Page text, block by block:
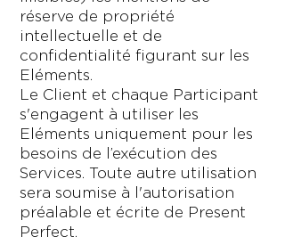
réserve de propriété
intellectuelle et de
confidentialité figurant sur les
Eléments.
Le Client et chaque Participant
s'engagent à utiliser les
Eléments uniquement pour les
besoins de l’exécution des
Services. Toute autre utilisation
sera soumise à l'autorisation
préalable et écrite de Present
Perfect.